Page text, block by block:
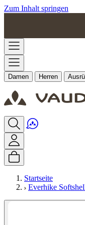
Zum Inhalt springen
Damen Herren
Startseite
Everhike